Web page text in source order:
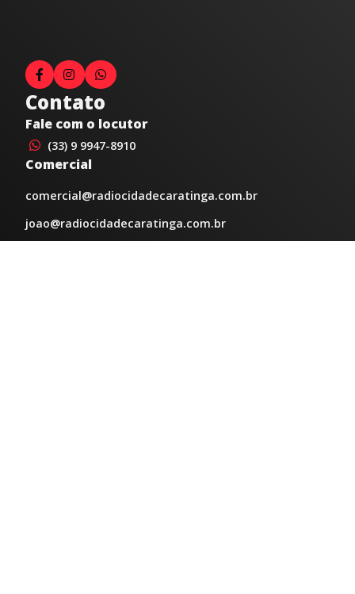
Contato
Fale com o locutor
(33) 9 9947-8910
Comercial
comercial@radiocidadecaratinga.com.br
joao@radiocidadecaratinga.com.br